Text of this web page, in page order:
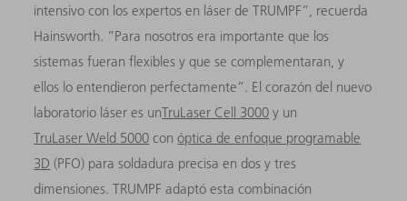
intensivo con los expertos en láser de TRUMPF”, recuerda
Hainsworth. “Para nosotros era importante que los
sistemas fueran flexibles y que se complementaran, y
ellos lo entendieron perfectamente”. El corazón del nuevo
laboratorio láser es unTruLaser Cell 3000 y un
TruLaser Weld 5000 conóptica de enfoque programable
3D (PFO) para soldadura precisa en dos y tres
dimensiones. TRUMPF adaptó esta combinación